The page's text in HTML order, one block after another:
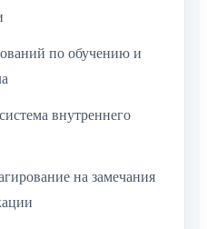
по обучению и
внутреннего
на замечания